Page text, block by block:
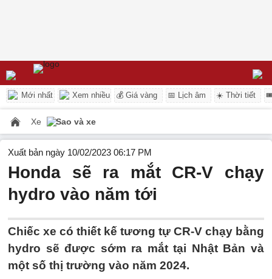
Mới nhất Xem nhiều 💰 Giá vàng 📅 Lịch âm ☀️ Thời tiết
Xe Sao và xe
Xuất bản ngày 10/02/2023 06:17 PM
Honda sẽ ra mắt CR-V chạy
hydro vào năm tới
Chiếc xe có thiết kế tương tự CR-V chạy bằng
hydro sẽ được sớm ra mắt tại Nhật Bản và
một số thị trường vào năm 2024.